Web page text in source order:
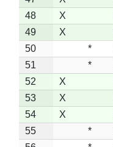
48
X
49
X
50
*
51
*
52
X
53
X
54
X
55
*